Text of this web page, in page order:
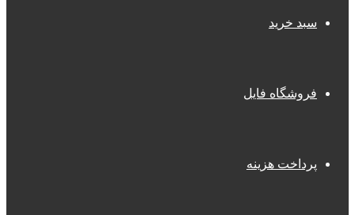
سبد خرید
فروشگاه فایل
پرداخت هزینه